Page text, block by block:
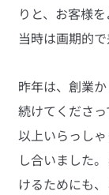
りと、お客様
当時は画期的
昨年は、創業
続けてくださ
以上いらっし
し合いました
けるためにも